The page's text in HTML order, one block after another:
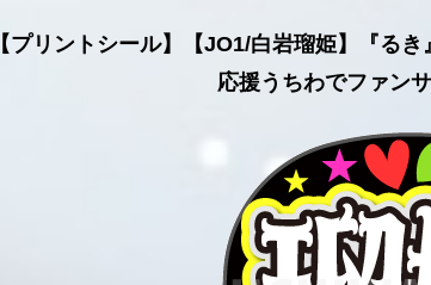
【プリントシール】【JO1/白岩瑠姫】『る
応援うちわでファン